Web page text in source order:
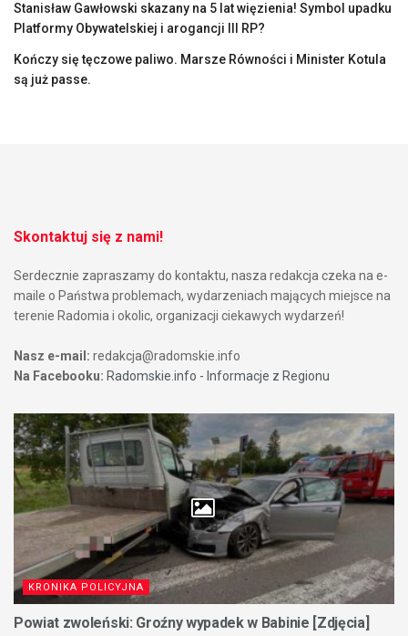
Stanisław Gawłowski skazany na 5 lat więzienia! Symbol upadku
Platformy Obywatelskiej i arogancji III RP?
Kończy się tęczowe paliwo. Marsze Równości i Minister Kotula
są już passe.
Skontaktuj się z nami!
Serdecznie zapraszamy do kontaktu, nasza redakcja czeka na e-
maile o Państwa problemach, wydarzeniach mających miejsce na
terenie Radomia i okolic, organizacji ciekawych wydarzeń!
Nasz e-mail: redakcja@radomskie.info
Na Facebooku: Radomskie.info - Informacje z Regionu
KRONIKA POLICYJNA
Powiat zwoleński: Groźny wypadek w Babinie [Zdjęcia]